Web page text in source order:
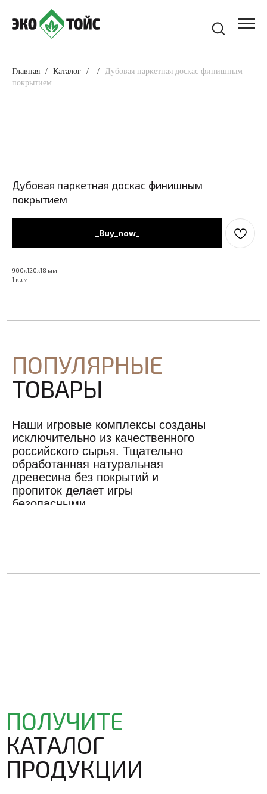
Главная Каталог
Дубовая паркетная доскас финишным
покрытием
Дубовая паркетная доскас финишным
покрытием
_Buy_now_
900х120х18 мм
1 кв.м
Наши игровые комплексы созданы
исключительно из качественного
российского сырья. Тщательно
обработанная натуральная
древесина без покрытий и
пропиток делает игры
безопасными.
ПОПУЛЯРНЫЕ
ТОВАРЫ
ПОЛУЧИТЕ
КАТАЛОГ
ПРОДУКЦИИ